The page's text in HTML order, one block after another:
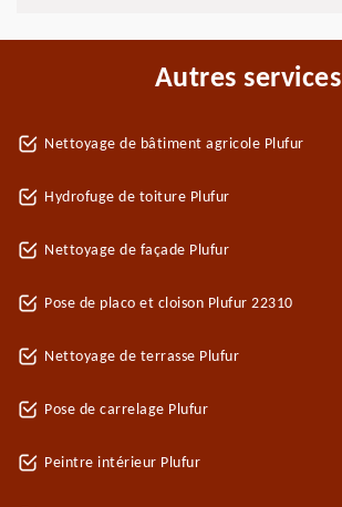
Autres services
Nettoyage de bâtiment agricole Plufur
Hydrofuge de toiture Plufur
Nettoyage de façade Plufur
Pose de placo et cloison Plufur 22310
Nettoyage de terrasse Plufur
Pose de carrelage Plufur
Peintre intérieur Plufur